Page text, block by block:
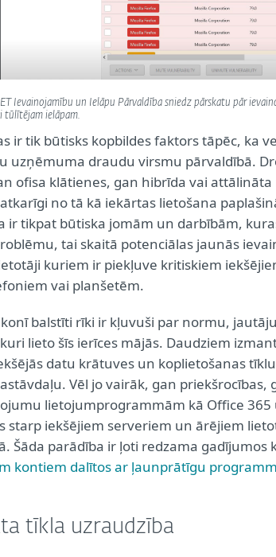
Ievainojamību un Ielāpu Pārvaldība sniedz pārskatu pār
tūlītējam ielāpam.
ir tik būtisks kopbildes faktors tāpēc, ka
uzņēmuma draudu virsmu pārvaldībā.
ofisa klātienes, gan hibrīda vai
no tā kā iekārtas lietošana
ir tikpat būtiska jomām un darbībām,
tai skaitā potenciālas jaunās
kuriem ir piekļuve kritiskiem
vai planšetēm.
balstīti rīki ir kļuvuši par normu,
lieto šīs ierīces mājās. Daudziem
datu krātuves un koplietošanas
Vēl jo vairāk, gan
lietojumprogrammām kā Office 365
starp iekšējiem serveriem un ārējiem
Šāda parādība ir ļoti redzama
kontiem dalītos ar ļaunprātīgu
tīkla uzraudzība